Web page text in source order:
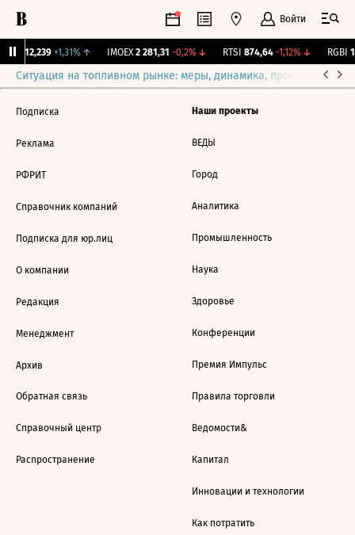
Войти
12,239 +1,31%↑ IMOEX 2 281,31 -0,2%↓ RTSI 874,64 -1,12%↓ RGBI
Ситуация на топливном рынке: меры, динамика, прогнозы
Подписка
Реклама
РФРИТ
Справочник компаний
Подписка для юр.лиц
О компании
Редакция
Менеджмент
Архив
Обратная связь
Справочный центр
Распространение
Наши проекты
ВЕДЫ
Город
Аналитика
Промышленность
Наука
Здоровье
Конференции
Премия Импульс
Правила торговли
Ведомости&
Капитал
Инновации и технологии
Как потратить